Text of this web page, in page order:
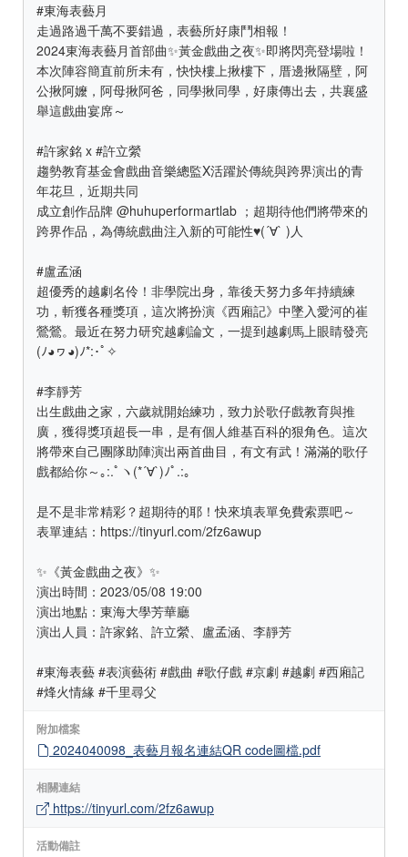
#東海表藝月
走過路過千萬不要錯過，表藝所好康鬥相報！
2024東海表藝月首部曲✨黃金戲曲之夜✨即將閃亮登場啦！
本次陣容簡直前所未有，快快樓上揪樓下，厝邊揪隔壁，阿
公揪阿嬤，阿母揪阿爸，同學揪同學，好康傳出去，共襄盛
舉這戲曲宴席～
#許家銘 x #許立縈
趨勢教育基金會戲曲音樂總監X活躍於傳統與跨界演出的青
年花旦，近期共同
成立創作品牌 @huhuperformartlab ；超期待他們將帶來的
跨界作品，為傳統戲曲注入新的可能性♥(´∀` )人
#盧孟涵
超優秀的越劇名伶！非學院出身，靠後天努力多年持續練
功，斬獲各種獎項，這次將扮演《西廂記》中墜入愛河的崔
鶯鶯。最近在努力研究越劇論文，一提到越劇馬上眼睛發亮
(ﾉ◕ヮ◕)ﾉ*:･ﾟ✧
#李靜芳
出生戲曲之家，六歲就開始練功，致力於歌仔戲教育與推
廣，獲得獎項超長一串，是有個人維基百科的狠角色。這次
將帶來自己團隊助陣演出兩首曲目，有文有武！滿滿的歌仔
戲都給你～｡:.ﾟヽ(*´∀`)ﾉﾟ.:｡
是不是非常精彩？超期待的耶！快來填表單免費索票吧～
表單連結：https://tinyurl.com/2fz6awup
✨《黃金戲曲之夜》✨
演出時間：2023/05/08 19:00
演出地點：東海大學芳華廳
演出人員：許家銘、許立縈、盧孟涵、李靜芳
#東海表藝 #表演藝術 #戲曲 #歌仔戲 #京劇 #越劇 #西廂記
#烽火情緣 #千里尋父
附加檔案
2024040098_表藝月報名連結QR code圖檔.pdf
相關連結
https://tinyurl.com/2fz6awup
活動備註